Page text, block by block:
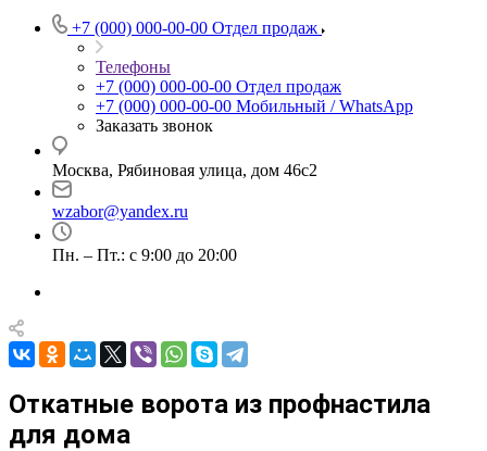
+7 (000) 000-00-00 Отдел продаж
Телефоны
+7 (000) 000-00-00 Отдел продаж
+7 (000) 000-00-00 Мобильный / WhatsApp
Заказать звонок
Москва, Рябиновая улица, дом 46с2
wzabor@yandex.ru
Пн. – Пт.: с 9:00 до 20:00
Откатные ворота из профнастила
для дома